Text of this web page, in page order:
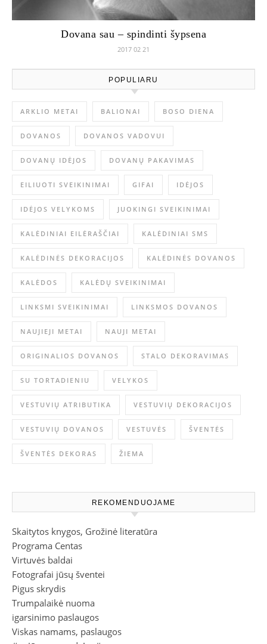
Dovana sau – spindinti šypsena
2017 02 21
POPULIARU
ARKLIO METAI BALIONAI BOSO DIENA
DOVANOS DOVANOS VADOVUI
DOVANŲ IDĖJOS DOVANŲ PAKAVIMAS
EILIUOTI SVEIKINIMAI GIFAI IDĖJOS
IDĖJOS VELYKOMS JUOKINGI SVEIKINIMAI
KALĖDINIAI EILĖRAŠČIAI KALĖDINIAI SMS
KALĖDINĖS DEKORACIJOS KALĖDINĖS DOVANOS
KALĖDOS KALĖDŲ SVEIKINIMAI
LINKSMI SVEIKINIMAI LINKSMOS DOVANOS
NAUJIEJI METAI NAUJI METAI
ORIGINALIOS DOVANOS STALO DEKORAVIMAS
SU TORTADIENIU VELYKOS
VESTUVIŲ ATRIBUTIKA VESTUVIŲ DEKORACIJOS
VESTUVIŲ DOVANOS VESTUVĖS ŠVENTĖS
ŠVENTĖS DEKORAS ŽIEMA
REKOMENDUOJAME
Skaitytos knygos, Grožinė literatūra
Programa Centas
Virtuvės baldai
Fotografai jūsų šventei
Pigus skrydis
Trumpalaikė nuoma
igarsinimo paslaugos
Viskas namams, paslaugos